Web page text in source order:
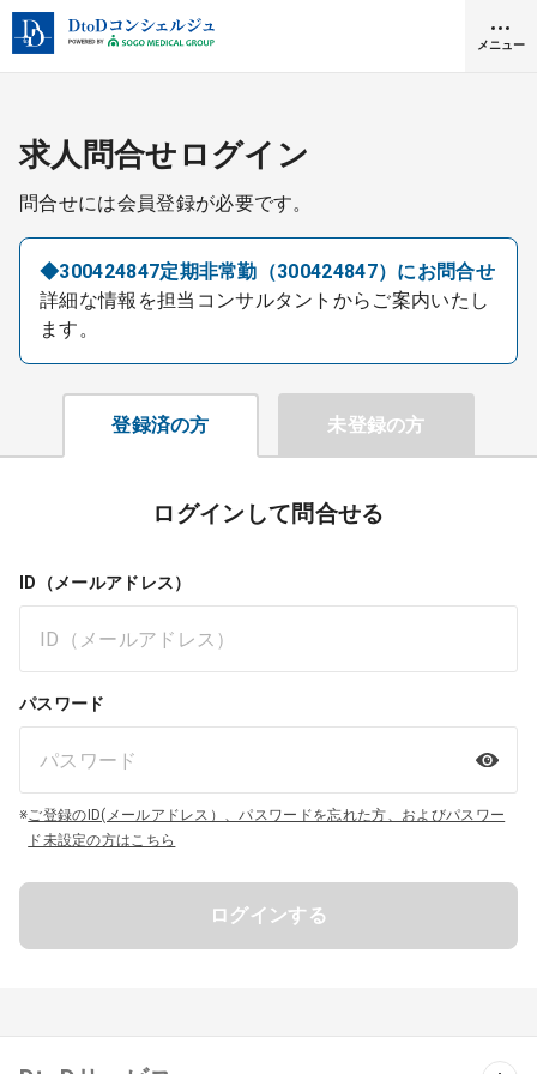
メニュー
クリニック開業
DtoDとは
お問合せ
医院の譲渡・売却をお考えの方
採用をお考えの医療機関の方
求人問合せログイン
問合せには会員登録が必要です。
◆300424847定期非常勤（300424847）にお問合せ
詳細な情報を担当コンサルタントからご案内いたし
ます。
登録済の方 未登録の方
ログインして問合せる
ID（メールアドレス）
パスワード
※ご登録のID(メールアドレス）、パスワードを忘れた方、およびパスワー
ド未設定の方はこちら
ログインする